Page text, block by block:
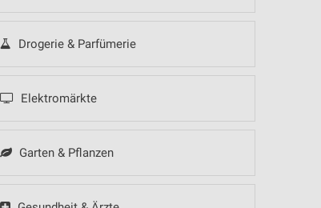
Drogerie & Parfümerie
Elektromärkte
Garten & Pflanzen